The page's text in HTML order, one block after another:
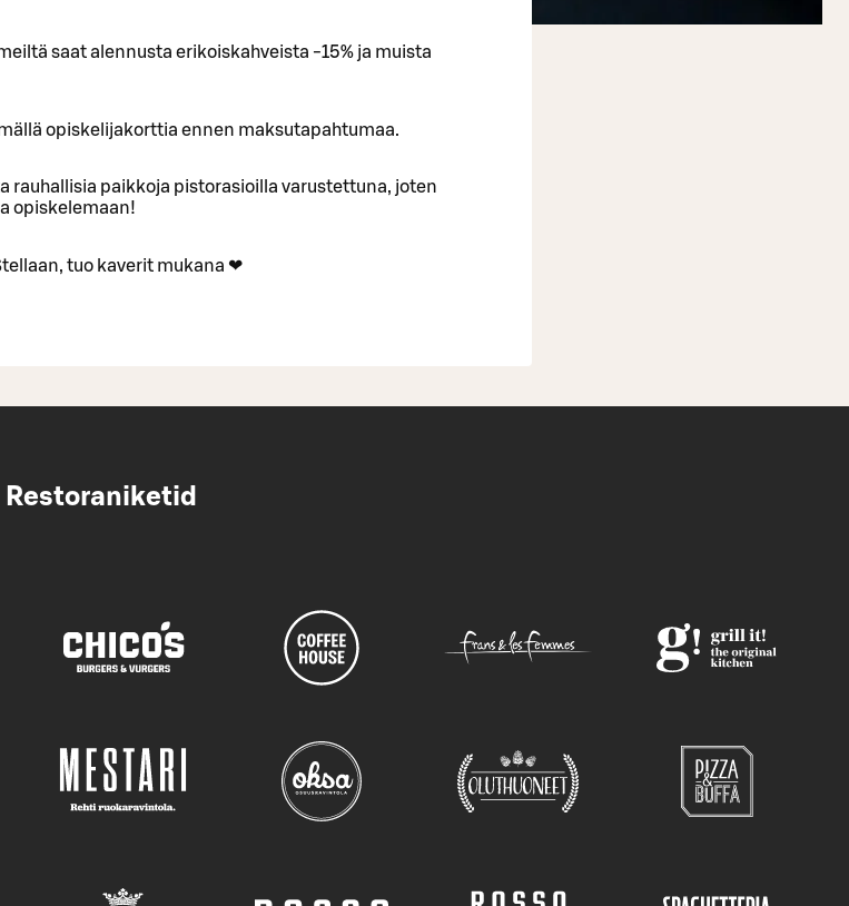
saat alennusta erikoiskahveista -15% ja muista
opiskelijakorttia ennen maksutapahtumaa.
rauhallisia paikkoja pistorasioilla varustettuna, joten
opiskelemaan!
tuo kaverit mukana ❤
Restoraniketid